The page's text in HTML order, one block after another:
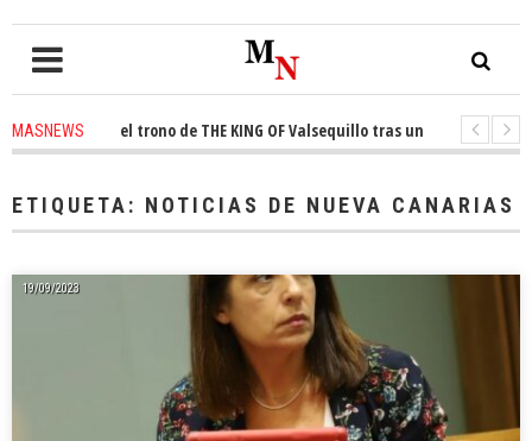
MASNEWSel trono de THE KING OF Valsequillo tras una jornada de
ETIQUETA: NOTICIAS DE NUEVA CANARIAS
19/09/2023